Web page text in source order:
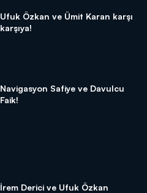
Ufuk Özkan ve Ümit Karan karşı
karşıya!
Navigasyon Safiye ve Davulcu
Faik!
İrem Derici ve Ufuk Özkan